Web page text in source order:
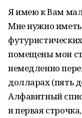
Я имею к Вам
Мне нужно
помещены мои
немедленно
долларах (пять
Алфавитный
и первая